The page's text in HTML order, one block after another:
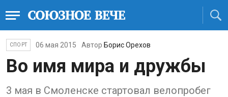
СПОРТ 06 мая 2015 Автор Борис Орехов
Во имя мира и дружбы
3 мая в Смоленске стартовал велопробег